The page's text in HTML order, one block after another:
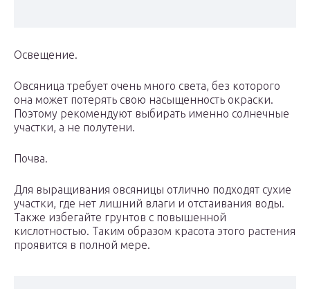
Освещение.
Овсяница требует очень много света, без которого
она может потерять свою насыщенность окраски.
Поэтому рекомендуют выбирать именно солнечные
участки, а не полутени.
Почва.
Для выращивания овсяницы отлично подходят сухие
участки, где нет лишний влаги и отстаивания воды.
Также избегайте грунтов с повышенной
кислотностью. Таким образом красота этого растения
проявится в полной мере.